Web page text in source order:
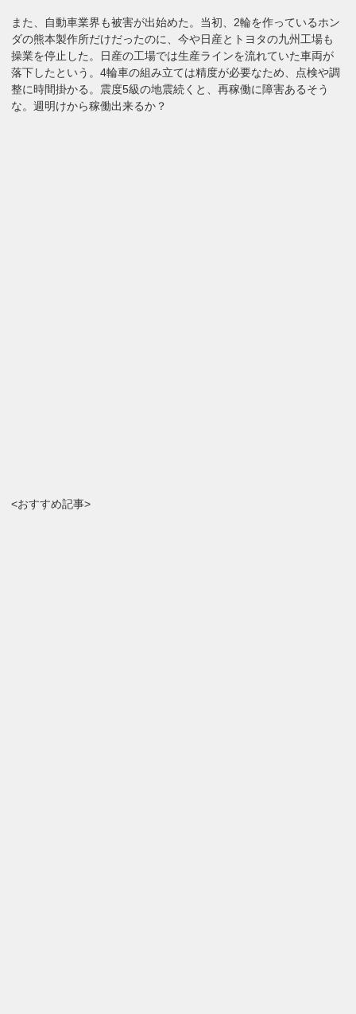
また、自動車業界も被害が出始めた。当初、2輪を作っているホン
ダの熊本製作所だけだったのに、今や日産とトヨタの九州工場も
操業を停止した。日産の工場では生産ラインを流れていた車両が
落下したという。4輪車の組み立ては精度が必要なため、点検や調
整に時間掛かる。震度5級の地震続くと、再稼働に障害あるそう
な。週明けから稼働出来るか？
<おすすめ記事>